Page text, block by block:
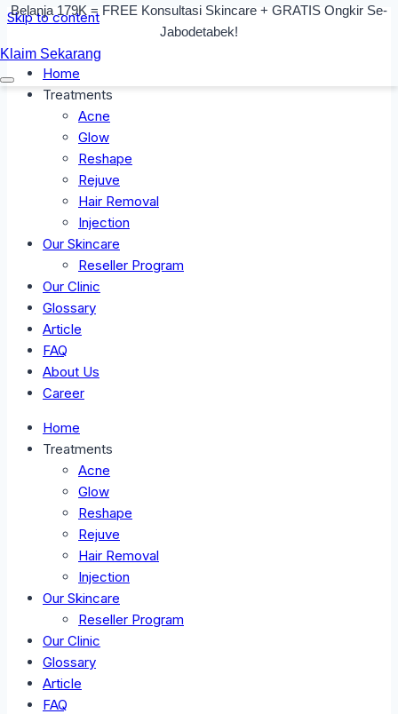
Skip to content
Home
Treatments
Acne
Glow
Reshape
Rejuve
Hair Removal
Injection
Our Skincare
Reseller Program
Our Clinic
Glossary
Article
FAQ
About Us
Career
Home
Treatments
Acne
Glow
Reshape
Rejuve
Hair Removal
Injection
Our Skincare
Reseller Program
Our Clinic
Glossary
Article
FAQ
Belanja 179K = FREE Konsultasi Skincare + GRATIS Ongkir Se-
Jabodetabek!
Klaim Sekarang